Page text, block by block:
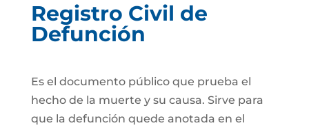
Registro Civil de
Defunción
Es el documento público que prueba el
hecho de la muerte y su causa. Sirve para
que la defunción quede anotada en el